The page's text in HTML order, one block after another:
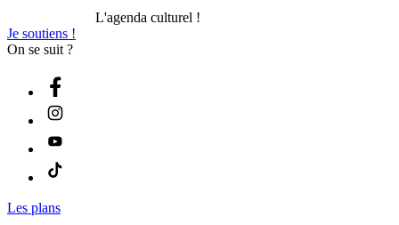
L'agenda culturel !
Je soutiens !
On se suit ?
Les plans